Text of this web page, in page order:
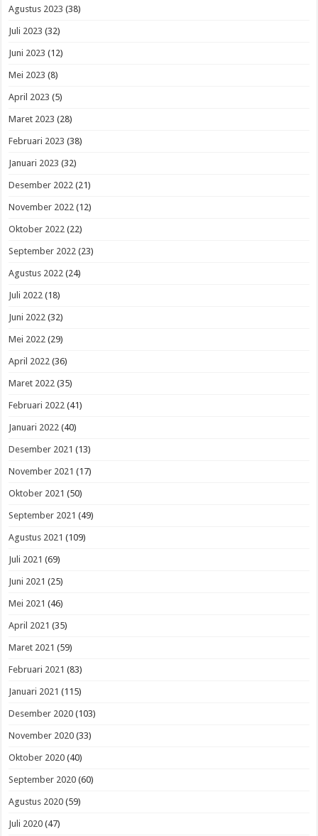
Agustus 2023 (38)
Juli 2023 (32)
Juni 2023 (12)
Mei 2023 (8)
April 2023 (5)
Maret 2023 (28)
Februari 2023 (38)
Januari 2023 (32)
Desember 2022 (21)
November 2022 (12)
Oktober 2022 (22)
September 2022 (23)
Agustus 2022 (24)
Juli 2022 (18)
Juni 2022 (32)
Mei 2022 (29)
April 2022 (36)
Maret 2022 (35)
Februari 2022 (41)
Januari 2022 (40)
Desember 2021 (13)
November 2021 (17)
Oktober 2021 (50)
September 2021 (49)
Agustus 2021 (109)
Juli 2021 (69)
Juni 2021 (25)
Mei 2021 (46)
April 2021 (35)
Maret 2021 (59)
Februari 2021 (83)
Januari 2021 (115)
Desember 2020 (103)
November 2020 (33)
Oktober 2020 (40)
September 2020 (60)
Agustus 2020 (59)
Juli 2020 (47)